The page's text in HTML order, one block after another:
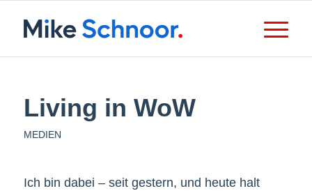
Living in WoW
MEDIEN
Ich bin dabei – seit gestern, und heute halt